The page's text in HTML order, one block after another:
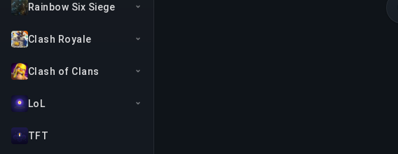
Rainbow Six Siege
Clash Royale
Clash of Clans
LoL
TFT